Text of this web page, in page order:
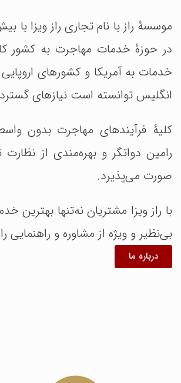
خدمات به آمریکا و کشورهای اروپایی
انگلیس توانسته است نیازهای
کلیۀ فرآیندهای مهاجرت بدون
رامین دواتگر و بهره‌مندی از
صورت می‌پذیرد.
با راز ویزا مشتریان نه‌تنها بهترین
بی‌نظیر و ویژه از مشاوره و راهنمایی
درباره ما